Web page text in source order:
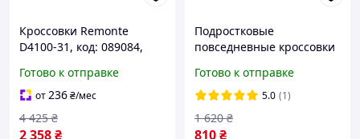
Кроссовки Remonte
D4100-31, код: 089084,
Готово к отправке
от236₴/мес
2 358₴
4 425 ₴
Подростковые
повседневные кроссовки
Готово к отправке
5.0 (1)
810₴
1 620 ₴